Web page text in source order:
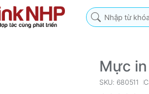
Nhập từ khóa tìm
Mực
SKU: 680511